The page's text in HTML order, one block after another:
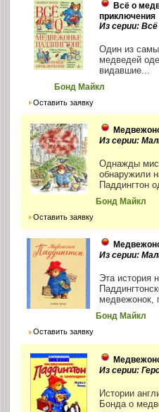
Всё о
приключения
Из серии: Всё
Один из
медведей
видавшие...
Бонд Майкл
Оставить заявку
Из серии:
Однажды
обнаружили
Паддингтон
Бонд Майкл
Оставить заявку
Из серии:
Эта история
медвежонок,
Бонд Майкл
Оставить заявку
Из серии:
Истории
Бонда о